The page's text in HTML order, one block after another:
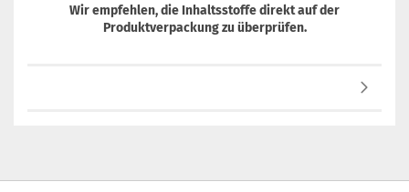
Wir empfehlen, die Inhaltsstoffe direkt auf der
Produktverpackung zu überprüfen.